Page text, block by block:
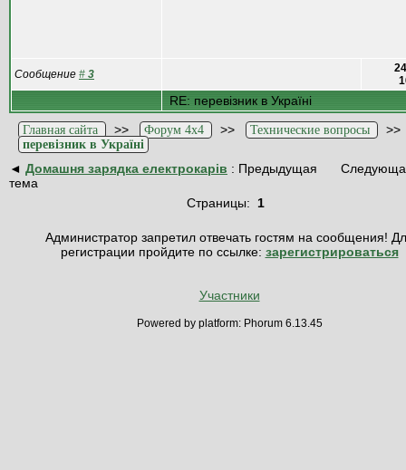
Сообщение # 3
RE: перевізник в Україні
Главная сайта >> Форум 4x4 >> Технические вопросы
перевізник в Україні
◄ Домашня зарядка електрокарів : Предыдущая
тема
Страницы: 1
Администратор запретил отвечать гостям на сообщения!
регистрации пройдите по ссылке: зарегистрироваться
Участники
Powered by platform: Phorum 6.13.45